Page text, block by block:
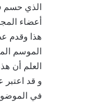
الذي حسم
أعضاء
هذا وقدم
الموسم
العلم أن هذه الجمعية
و قد اعتبر
في